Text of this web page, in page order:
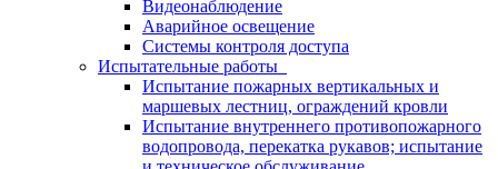
Видеонаблюдение
Аварийное освещение
Системы контроля доступа
Испытательные работы
Испытание пожарных вертикальных и
маршевых лестниц, ограждений кровли
Испытание внутреннего противопожарного
водопровода, перекатка рукавов; испытание